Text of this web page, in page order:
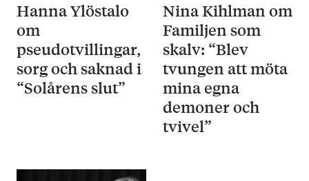
Hanna Ylöstalo
om
pseudotvillingar,
sorg och saknad i
“Solårens slut”
Nina Kihlman om
Familjen som
skalv: “Blev
tvungen att möta
mina egna
demoner och
tvivel”